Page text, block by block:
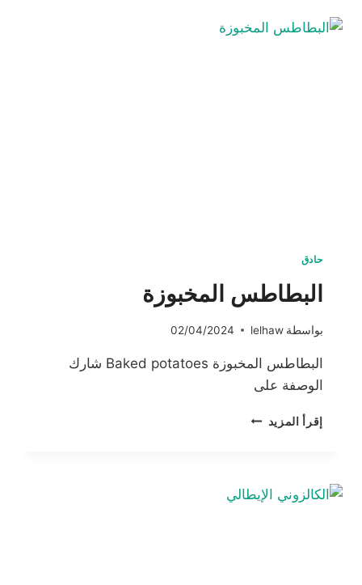
حادق
البطاطس المخبوزة
بواسطة lelhaw
02/04/2024
البطاطس المخبوزة Baked potatoes شارك
الوصفة على
إقرأ المزيد البطاطس